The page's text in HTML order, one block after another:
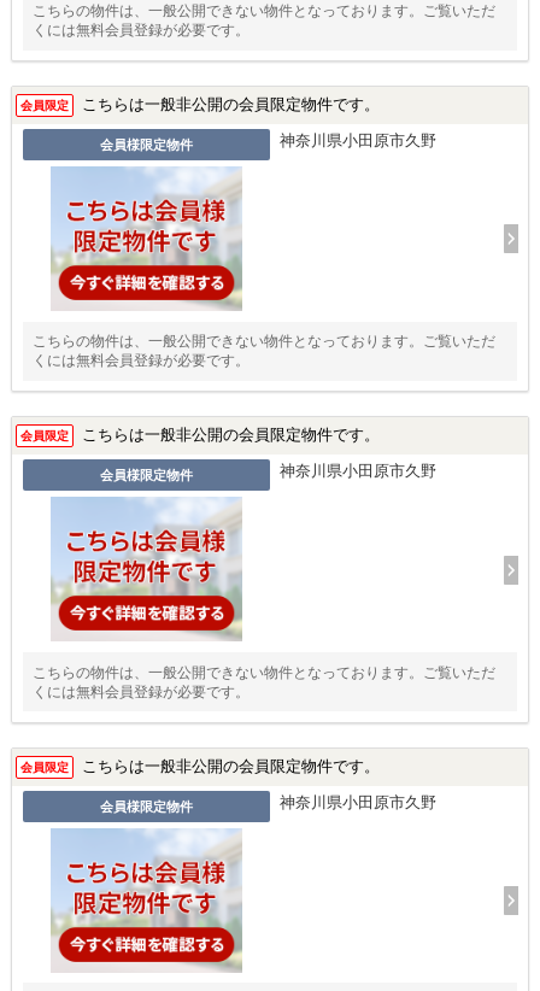
こちらの物件は、一般公開できない物件となっております。ご覧いただ
くには無料会員登録が必要です。
会員限定 こちらは一般非公開の会員限定物件です。
会員様限定物件 神奈川県小田原市久野
こちらの物件は、一般公開できない物件となっております。ご覧いただ
くには無料会員登録が必要です。
会員限定 こちらは一般非公開の会員限定物件です。
会員様限定物件 神奈川県小田原市久野
こちらの物件は、一般公開できない物件となっております。ご覧いただ
くには無料会員登録が必要です。
会員限定 こちらは一般非公開の会員限定物件です。
会員様限定物件 神奈川県小田原市久野